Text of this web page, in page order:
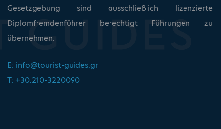
Gesetzgebung sind ausschließlich lizenzierte
Diplomfremdenführer berechtigt Führungen zu
übernehmen.
E: info@tourist-guides.gr
T: +30.210-3220090